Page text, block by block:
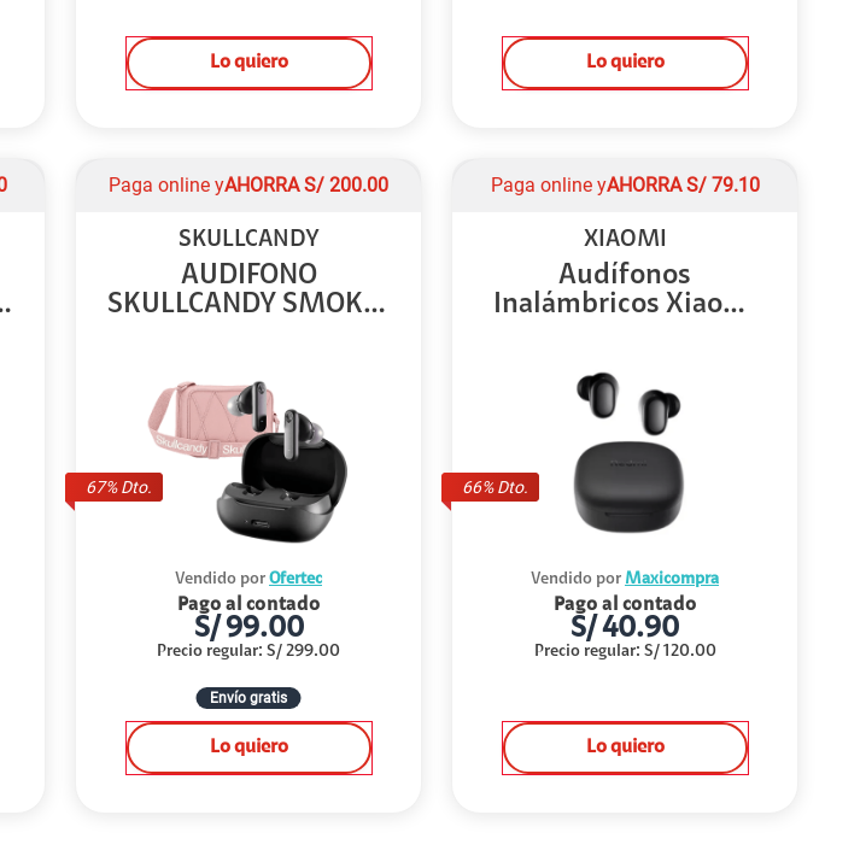
Lo quiero Lo quiero
67% Dto.
Paga online yAHORRA S/ 200.00
SKULLCANDY
AUDIFONO
SKULLCANDY SMOKIN
Vendido por Ofertec
Pago al contado
S/ 99.00
Precio regular: S/ 299.00
Envío gratis
Lo quiero
66% Dto.
Paga online yAHORRA S/ 79.10
XIAOMI
Audífonos
Inalámbricos Xiaomi
Vendido por Maxicompra
Pago al contado
S/40.90
Precio regular: S/ 120.00
Lo quiero